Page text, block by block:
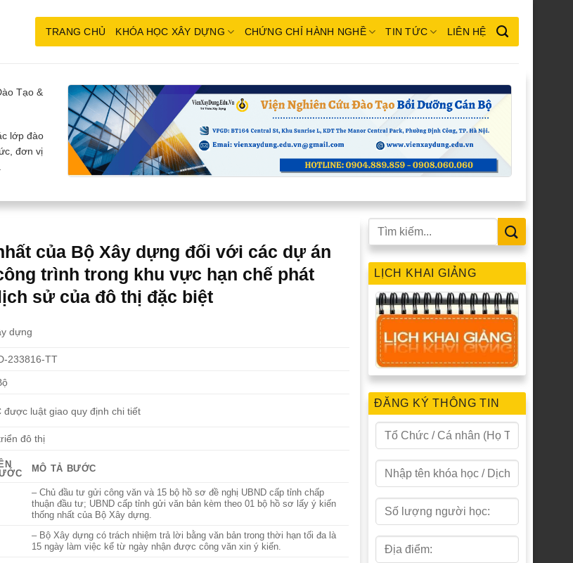
TRANG CHỦ KHÓA HỌC XÂY DỰNG CHỨNG CHỈ HÀNH NGHỀ TIN TỨC LIÊN HỆ
Tạo &
lớp đào
đơn vị
của Bộ Xây dựng đối với các dự án
trình trong khu vực hạn chế phát
sử của đô thị đặc biệt
dựng
233816-TT
được luật giao quy định chi tiết
đô thị
MÔ TẢ BƯỚC
– Chủ đầu tư gửi công văn và 15 bộ hồ sơ đề nghị UBND cấp tỉnh chấp
thuận đầu tư; UBND cấp tỉnh gửi văn bản kèm theo 01 bộ hồ sơ lấy ý kiến
thống nhất của Bộ Xây dựng.
– Bộ Xây dựng có trách nhiệm trả lời bằng văn bản trong thời hạn tối đa là
15 ngày làm việc kể từ ngày nhận được công văn xin ý kiến.
LỊCH KHAI GIẢNG
ĐĂNG KÝ THÔNG TIN